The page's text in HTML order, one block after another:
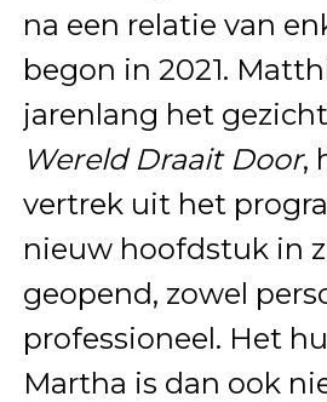
na een relatie van
begon in 2021.
jarenlang het
Wereld Draait Door,
vertrek uit het
nieuw hoofdstuk in
geopend, zowel
professioneel. Het
Martha is dan ook